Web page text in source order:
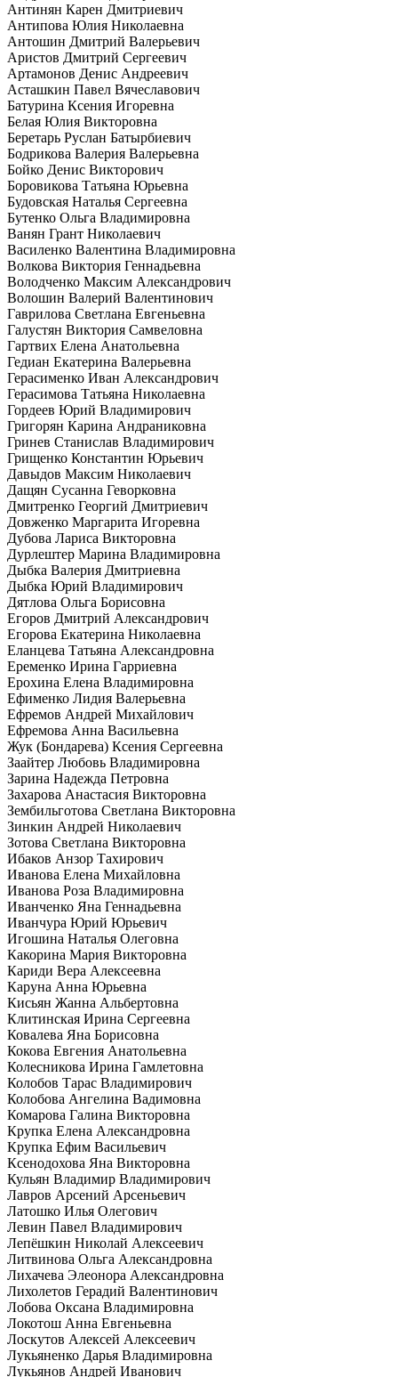
Антинян Карен Дмитриевич
Антипова Юлия Николаевна
Антошин Дмитрий Валерьевич
Аристов Дмитрий Сергеевич
Артамонов Денис Андреевич
Асташкин Павел Вячеславович
Батурина Ксения Игоревна
Белая Юлия Викторовна
Беретарь Руслан Батырбиевич
Бодрикова Валерия Валерьевна
Бойко Денис Викторович
Боровикова Татьяна Юрьевна
Будовская Наталья Сергеевна
Бутенко Ольга Владимировна
Ванян Грант Николаевич
Василенко Валентина Владимировна
Волкова Виктория Геннадьевна
Володченко Максим Александрович
Волошин Валерий Валентинович
Гаврилова Светлана Евгеньевна
Галустян Виктория Самвеловна
Гартвих Елена Анатольевна
Гедиан Екатерина Валерьевна
Герасименко Иван Александрович
Герасимова Татьяна Николаевна
Гордеев Юрий Владимирович
Григорян Карина Андраниковна
Гринев Станислав Владимирович
Грищенко Константин Юрьевич
Давыдов Максим Николаевич
Дащян Сусанна Геворковна
Дмитренко Георгий Дмитриевич
Довженко Маргарита Игоревна
Дубова Лариса Викторовна
Дурлештер Марина Владимировна
Дыбка Валерия Дмитриевна
Дыбка Юрий Владимирович
Дятлова Ольга Борисовна
Егоров Дмитрий Александрович
Егорова Екатерина Николаевна
Еланцева Татьяна Александровна
Еременко Ирина Гарриевна
Ерохина Елена Владимировна
Ефименко Лидия Валерьевна
Ефремов Андрей Михайлович
Ефремова Анна Васильевна
Жук (Бондарева) Ксения Сергеевна
Заайтер Любовь Владимировна
Зарина Надежда Петровна
Захарова Анастасия Викторовна
Зембильготова Светлана Викторовна
Зинкин Андрей Николаевич
Зотова Светлана Викторовна
Ибаков Анзор Тахирович
Иванова Елена Михайловна
Иванова Роза Владимировна
Иванченко Яна Геннадьевна
Иванчура Юрий Юрьевич
Игошина Наталья Олеговна
Какорина Мария Викторовна
Кариди Вера Алексеевна
Каруна Анна Юрьевна
Кисьян Жанна Альбертовна
Клитинская Ирина Сергеевна
Ковалева Яна Борисовна
Кокова Евгения Анатольевна
Колесникова Ирина Гамлетовна
Колобов Тарас Владимирович
Колобова Ангелина Вадимовна
Комарова Галина Викторовна
Крупка Елена Александровна
Крупка Ефим Васильевич
Ксенодохова Яна Викторовна
Кульян Владимир Владимирович
Лавров Арсений Арсеньевич
Латошко Илья Олегович
Левин Павел Владимирович
Лепёшкин Николай Алексеевич
Литвинова Ольга Александровна
Лихачева Элеонора Александровна
Лихолетов Герадий Валентинович
Лобова Оксана Владимировна
Локотош Анна Евгеньевна
Лоскутов Алексей Алексеевич
Лукьяненко Дарья Владимировна
Лукьянов Андрей Иванович